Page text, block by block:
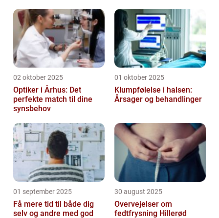
02 oktober 2025
Optiker i Århus: Det
perfekte match til dine
synsbehov
01 oktober 2025
Klumpfølelse i halsen:
Årsager og behandlinger
01 september 2025
Få mere tid til både dig
selv og andre med god
30 august 2025
Overvejelser om
fedtfrysning Hillerød